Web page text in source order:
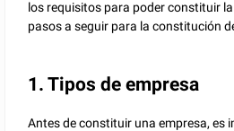
los requisitos para poder constituir
pasos a seguir para la constitución
1. Tipos de empresa
Antes de constituir una empresa, es